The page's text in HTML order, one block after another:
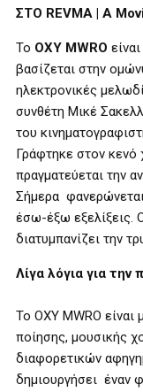
ΣΤΟ REVMA | A
Το OXY MWRO
βασίζεται στην
ηλεκτρονικές
συνθέτη Μικέ
του
Γράφτηκε στον κενό
πραγματεύεται την
Σήμερα
έσω-έξω εξελίξεις.
διατυμπανίζει την
Λίγα λόγια για την
Το OXY MWRO είναι
ποίησης, μουσικής
διαφορετικών
δημιουργήσει έναν